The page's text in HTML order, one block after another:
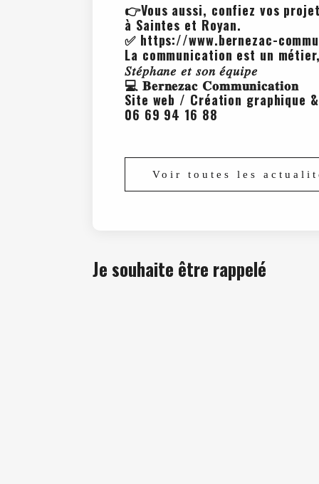
👉Vous aussi, confiez vos
à Saintes et Royan.
✅ https://www.bernezac-
La communication est un
𝑆𝑡𝑒́𝑝ℎ𝑎𝑛𝑒 𝑒𝑡 𝑠𝑜𝑛 𝑒́𝑞𝑢𝑖𝑝𝑒
💻 𝐁𝐞𝐫𝐧𝐞𝐳𝐚𝐜 𝐂𝐨𝐦𝐦𝐮𝐧𝐢𝐜𝐚𝐭𝐢𝐨𝐧
Site web / Création graphique
06 69 94 16 88
Voir toutes les
Je souhaite être rappelé